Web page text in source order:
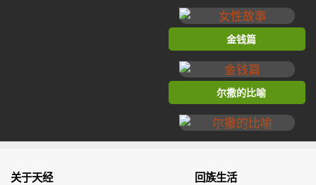
金钱篇
尔撒的比喻
关于天经 回族生活